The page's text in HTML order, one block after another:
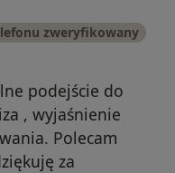
zweryfikowany
podejście do
, wyjaśnienie
Polecam
za